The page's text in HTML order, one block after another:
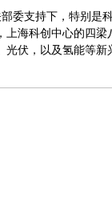
部委支持下，特别
海科创中心的四
伏，以及氢能等